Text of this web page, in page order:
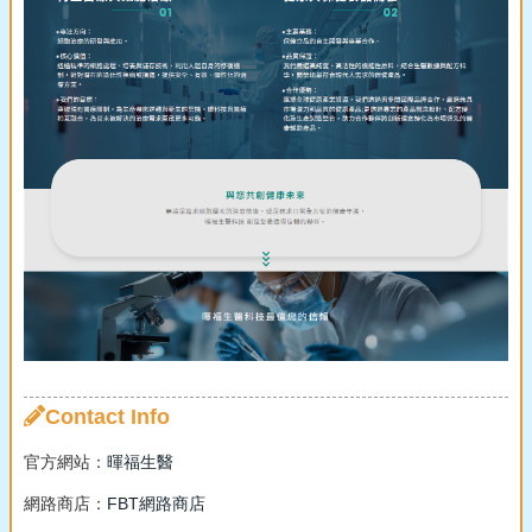
Contact Info
官方網站： 暉福生醫
網路商店： FBT網路商店